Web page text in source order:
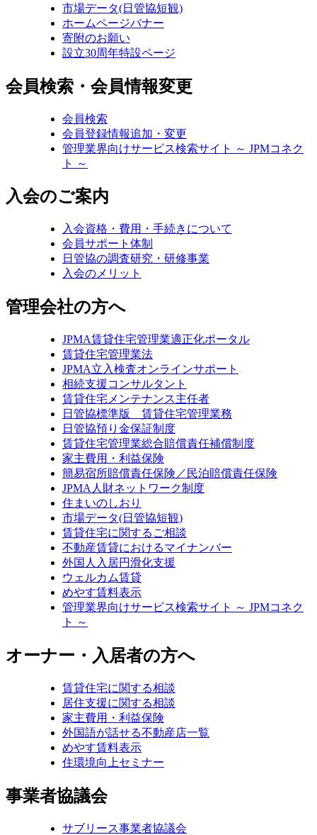
市場データ(日管協短観)
ホームページバナー
寄附のお願い
設立30周年特設ページ
会員検索・会員情報変更
会員検索
会員登録情報追加・変更
管理業界向けサービス検索サイト ～ JPMコネク
ト ～
入会のご案内
入会資格・費用・手続きについて
会員サポート体制
日管協の調査研究・研修事業
入会のメリット
管理会社の方へ
JPMA賃貸住宅管理業適正化ポータル
賃貸住宅管理業法
JPMA立入検査オンラインサポート
相続支援コンサルタント
賃貸住宅メンテナンス主任者
日管協標準版 賃貸住宅管理業務
日管協預り金保証制度
賃貸住宅管理業総合賠償責任補償制度
家主費用・利益保険
簡易宿所賠償責任保険／民泊賠償責任保険
JPMA人財ネットワーク制度
住まいのしおり
市場データ(日管協短観)
賃貸住宅に関するご相談
不動産賃貸におけるマイナンバー
外国人入居円滑化支援
ウェルカム賃貸
めやす賃料表示
管理業界向けサービス検索サイト ～ JPMコネク
ト ～
オーナー・入居者の方へ
賃貸住宅に関する相談
居住支援に関する相談
家主費用・利益保険
外国語が話せる不動産店一覧
めやす賃料表示
住環境向上セミナー
事業者協議会
サブリース事業者協議会